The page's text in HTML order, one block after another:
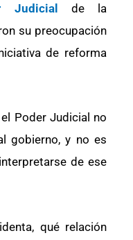
Judicial de la
su preocupación
de reforma
Poder Judicial no
gobierno, y no es
de ese
qué relación